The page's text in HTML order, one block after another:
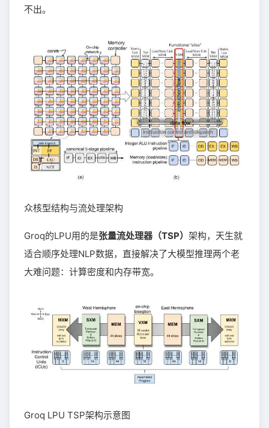
不出。
众核型结构与流处理架构
Groq的LPU用的是张量流处理器（TSP） 架构，天生就
适合顺序处理NLP数据，直接解决了大模型推理两个老
大难问题：计算密度和内存带宽。
Groq LPU TSP架构示意图